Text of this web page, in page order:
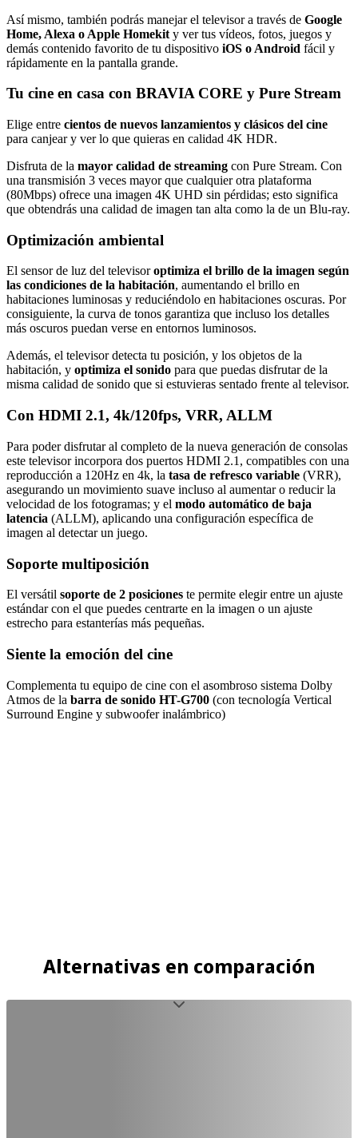
Así mismo, también podrás manejar el televisor a través de Google
Home, Alexa o Apple Homekit y ver tus vídeos, fotos, juegos y
demás contenido favorito de tu dispositivo iOS o Android fácil y
rápidamente en la pantalla grande.
Tu cine en casa con BRAVIA CORE y Pure Stream
Elige entre cientos de nuevos lanzamientos y clásicos del cine
para canjear y ver lo que quieras en calidad 4K HDR.
Disfruta de la mayor calidad de streaming con Pure Stream. Con
una transmisión 3 veces mayor que cualquier otra plataforma
(80Mbps) ofrece una imagen 4K UHD sin pérdidas; esto significa
que obtendrás una calidad de imagen tan alta como la de un Blu-ray.
Optimización ambiental
El sensor de luz del televisoroptimiza el brillo de la imagen según
las condiciones de la habitación, aumentando el brillo en
habitaciones luminosas y reduciéndolo en habitaciones oscuras. Por
consiguiente, la curva de tonos garantiza que incluso los detalles
más oscuros puedan verse en entornos luminosos.
Además, el televisor detecta tu posición, y los objetos de la
habitación, y optimiza el sonido para que puedas disfrutar de la
misma calidad de sonido que si estuvieras sentado frente al televisor.
Con HDMI 2.1, 4k/120fps, VRR, ALLM
Para poder disfrutar al completo de la nueva generación de consolas
este televisor incorpora dos puertos HDMI 2.1, compatibles con una
reproducción a 120Hz en 4k, la tasa de refresco variable (VRR),
asegurando un movimiento suave incluso al aumentar o reducir la
velocidad de los fotogramas; y el modo automático de baja
latencia (ALLM), aplicando una configuración específica de
imagen al detectar un juego.
Soporte multiposición
El versátil soporte de 2 posiciones te permite elegir entre un ajuste
estándar con el que puedes centrarte en la imagen o un ajuste
estrecho para estanterías más pequeñas.
Siente la emoción del cine
Complementa tu equipo de cine con el asombroso sistema Dolby
Atmos de la barra de sonido HT-G700 (con tecnología Vertical
Surround Engine y subwoofer inalámbrico)
Alternativas en comparación